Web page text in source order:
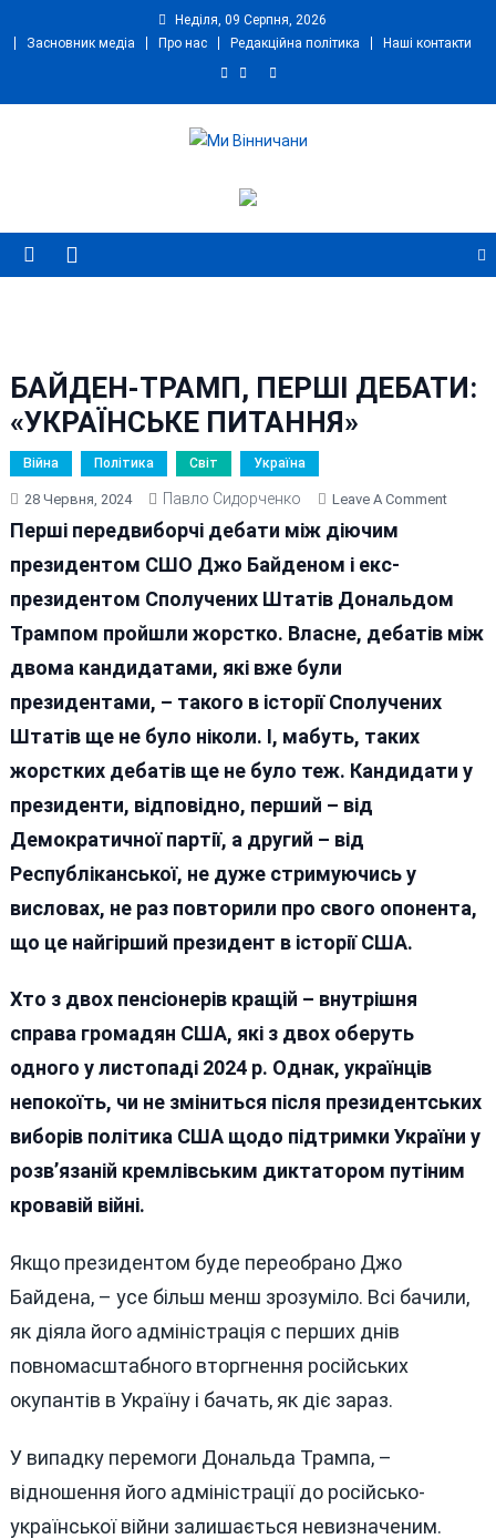
Неділя, 09 Серпня, 2026
Засновник медіа
Про нас Редакційна політика Наші контакти
БАЙДЕН-ТРАМП, ПЕРШІ ДЕБАТИ:
«УКРАЇНСЬКЕ ПИТАННЯ»
Війна Політика Світ Україна
28 Червня, 2024 Павло Сидорченко Leave A CommentOn
Перші передвиборчі дебати між діючим
президентом СШО Джо Байденом і екс-
президентом Сполучених Штатів Дональдом
Трампом пройшли жорстко. Власне, дебатів між
двома кандидатами, які вже були
президентами, – такого в історії Сполучених
Штатів ще не було ніколи. І, мабуть, таких
жорстких дебатів ще не було теж. Кандидати у
президенти, відповідно, перший – від
Демократичної партії, а другий – від
Республіканської, не дуже стримуючись у
висловах, не раз повторили про свого опонента,
що це найгірший президент в історії США.
Хто з двох пенсіонерів кращій – внутрішня
справа громадян США, які з двох оберуть
одного у листопаді 2024 р. Однак, українців
непокоїть, чи не зміниться після президентських
виборів політика США щодо підтримки України у
розв’язаній кремлівським диктатором путіним
кровавій війні.
Якщо президентом буде переобрано Джо
Байдена, – усе більш менш зрозуміло. Всі бачили,
як діяла його адміністрація с перших днів
повномасштабного вторгнення російських
окупантів в Україну і бачать, як діє зараз.
У випадку перемоги Дональда Трампа, –
відношення його адміністрації до російсько-
української війни залишається невизначеним.